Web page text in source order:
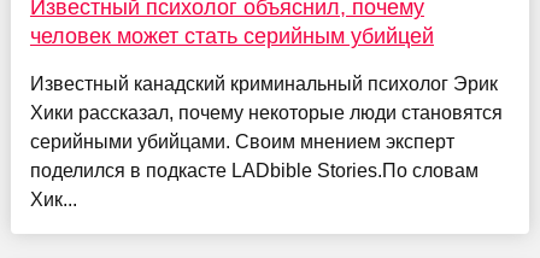
Известный психолог объяснил, почему
человек может стать серийным убийцей
Известный канадский криминальный психолог Эрик
Хики рассказал, почему некоторые люди становятся
серийными убийцами. Своим мнением эксперт
поделился в подкасте LADbible Stories.По словам
Хик...